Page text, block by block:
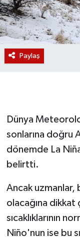
Paylaş
Dünya
sonlarına doğru
dönemde La
belirtti.
Ancak uzmanlar,
olacağına dikkat
sıcaklıklarının
Niño'nun ise bu